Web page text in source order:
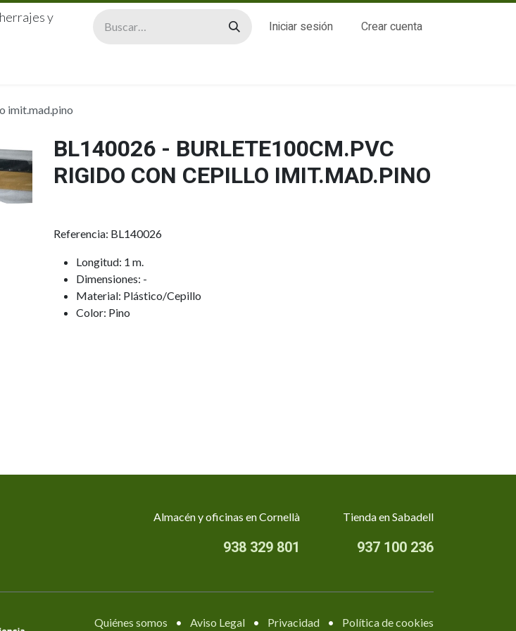
y
Iniciar sesión Crear cuenta
imit.mad.pino
BL140026 - BURLETE100CM.PVC
RIGIDO CON CEPILLO IMIT.MAD.PINO
Referencia: BL140026
Longitud: 1 m.
Dimensiones: -
Material: Plástico/Cepillo
Color: Pino
Almacén y oficinas en Cornellà
938 329 801
Tienda en Sabadell
937 100 236
Quiénes somos • Aviso Legal • Privacidad • Política de cookies